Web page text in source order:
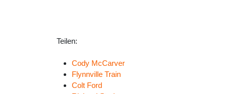
Teilen:
Cody McCarver
Flynnville Train
Colt Ford